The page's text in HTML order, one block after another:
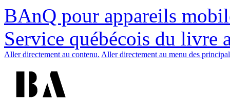
BAnQ pour appareils
Service québécois du livre
Aller directement au contenu. Aller directement au menu des